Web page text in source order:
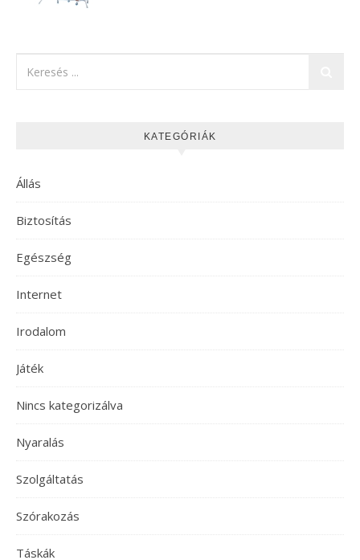
KATEGÓRIÁK
Állás
Biztosítás
Egészség
Internet
Irodalom
Játék
Nincs kategorizálva
Nyaralás
Szolgáltatás
Szórakozás
Táskák